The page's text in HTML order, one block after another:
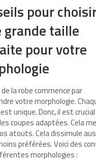
pour
grande taille
pour votre
de la robe commence par
votre morphologie.
unique. Donc, il est
coupes adaptées. Cela
atouts. Cela dissimule
préférées. Voici des
morphologies :